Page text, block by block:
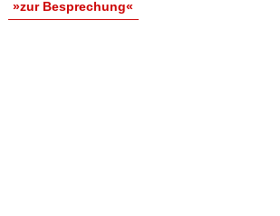
»zur Besprechung«